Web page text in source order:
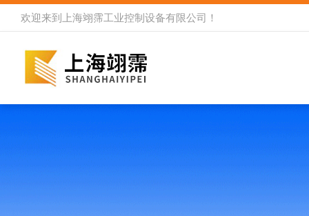
欢迎来到 上海翊霈工业控制设备有限公司 ！